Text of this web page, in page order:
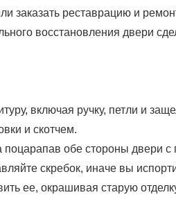
заказать реставрацию и
восстановления двери
включая ручку, петли и
и скотчем.
поцарапав обе стороны двери
скребок, иначе вы
ее, окрашивая старую